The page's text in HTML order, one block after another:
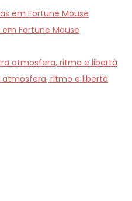
Fortune Mouse
ritmo e libertà